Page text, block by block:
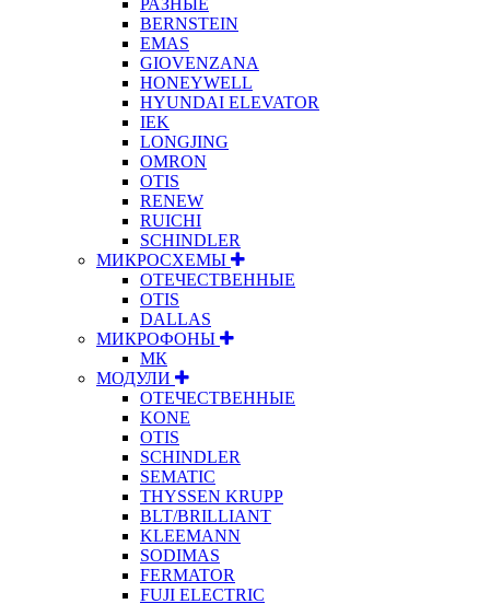
BERNSTEIN
EMAS
GIOVENZANA
HONEYWELL
HYUNDAI ELEVATOR
IEK
LONGJING
OMRON
OTIS
RENEW
RUICHI
SCHINDLER
МИКРОСХЕМЫ
ОТЕЧЕСТВЕННЫЕ
OTIS
DALLAS
МИКРОФОНЫ
МК
МОДУЛИ
ОТЕЧЕСТВЕННЫЕ
KONE
OTIS
SCHINDLER
SEMATIC
THYSSEN KRUPP
BLT/BRILLIANT
KLEEMANN
SODIMAS
FERMATOR
FUJI ELECTRIC